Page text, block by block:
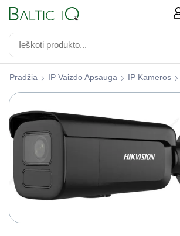
Pradžia IP Vaizdo Apsauga IP Kameros